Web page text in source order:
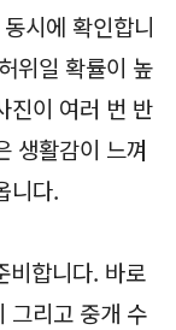
시에 확인합니
위일 확률이 높
진이 여러 번 반
생활감이 느껴
니다.
비합니다. 바로
그리고 중개 수